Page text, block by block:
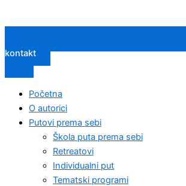
kontakt
Početna
O autorici
Putovi prema sebi
Škola puta prema sebi
Retreatovi
Individualni put
Tematski programi